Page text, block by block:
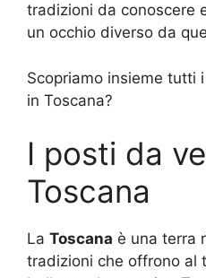
tradizioni da conoscere
un occhio diverso da
Scopriamo insieme tutti
in Toscana?
I posti da
Toscana
La Toscana è una terra
tradizioni che offrono al